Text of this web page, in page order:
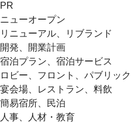
PR
ニューオープン
リニューアル、リブランド
開発、開業計画
宿泊プラン、宿泊サービス
ロビー、フロント、パブリック
宴会場、レストラン、料飲
簡易宿所、民泊
人事、人材・教育